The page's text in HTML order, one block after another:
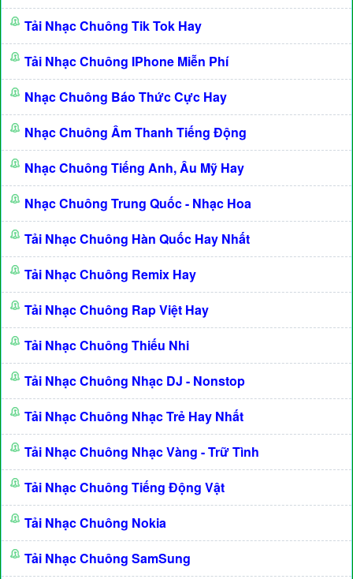
Tải Nhạc Chuông Tik Tok Hay
Tải Nhạc Chuông IPhone Miễn Phí
Nhạc Chuông Báo Thức Cực Hay
Nhạc Chuông Âm Thanh Tiếng Động
Nhạc Chuông Tiếng Anh, Âu Mỹ Hay
Nhạc Chuông Trung Quốc - Nhạc Hoa
Tải Nhạc Chuông Hàn Quốc Hay Nhất
Tải Nhạc Chuông Remix Hay
Tải Nhạc Chuông Rap Việt Hay
Tải Nhạc Chuông Thiếu Nhi
Tải Nhạc Chuông Nhạc DJ - Nonstop
Tải Nhạc Chuông Nhạc Trẻ Hay Nhất
Tải Nhạc Chuông Nhạc Vàng - Trữ Tình
Tải Nhạc Chuông Tiếng Động Vật
Tải Nhạc Chuông Nokia
Tải Nhạc Chuông SamSung